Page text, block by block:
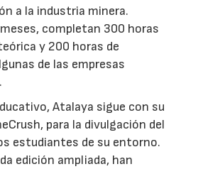
a la industria minera.
completan 300 horas
y 200 horas de
de las empresas
Atalaya sigue con su
para la divulgación del
estudiantes de su entorno.
edición ampliada, han